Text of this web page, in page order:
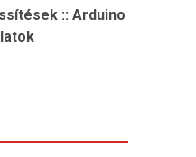
:: Arduino